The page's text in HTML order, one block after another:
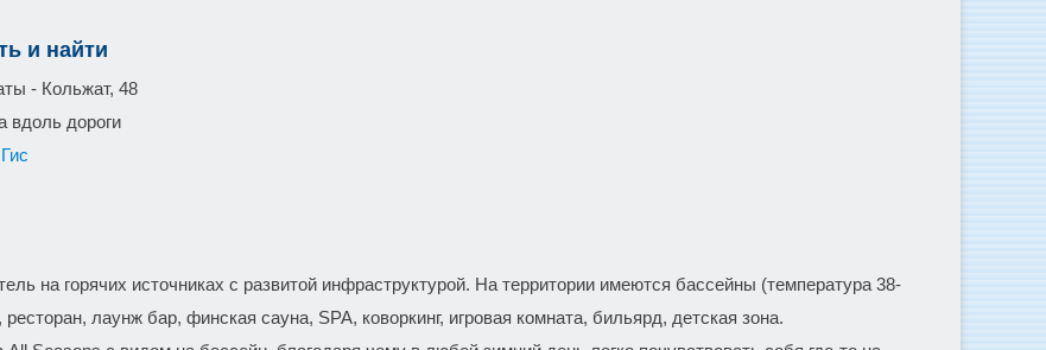
и найти
- Кольжат, 48
вдоль дороги
на горячих источниках с развитой инфраструктурой. На территории имеются бассейны (температура 38-
ресторан, лаунж бар, финская сауна, SPA, коворкинг, игровая комната, бильярд, детская зона.